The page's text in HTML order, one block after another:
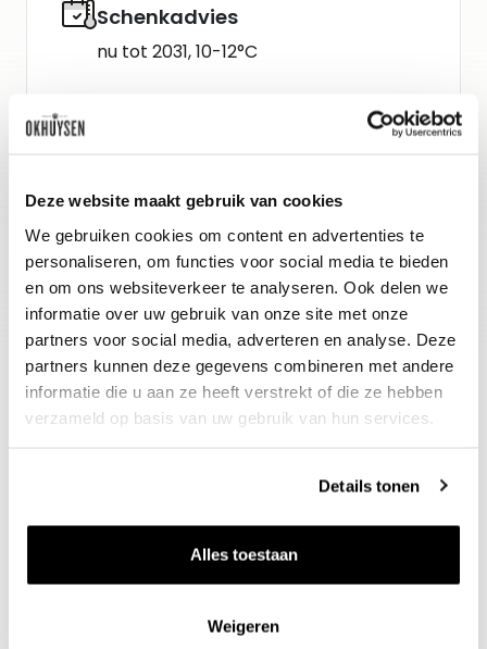
Deze website maakt gebruik van cookies
We gebruiken cookies om content en advertenties te
personaliseren, om functies voor social media te bieden
en om ons websiteverkeer te analyseren. Ook delen we
informatie over uw gebruik van onze site met onze
partners voor social media, adverteren en analyse. Deze
partners kunnen deze gegevens combineren met andere
informatie die u aan ze heeft verstrekt of die ze hebben
verzameld op basis van uw gebruik van hun services.
Details tonen
Alles toestaan
Weigeren
Schenkadvies
nu tot 2031, 10-12°C
groenten. Perfect bij schaaldieren,
garnalentempura, pasta met sardines
en wilde venkel of arancini. Subliem in
combinatie met sushi en sashimi.
Nieuws & inspiratie in Vineé Vineuse
Alle wijnen direct van de wijnboer